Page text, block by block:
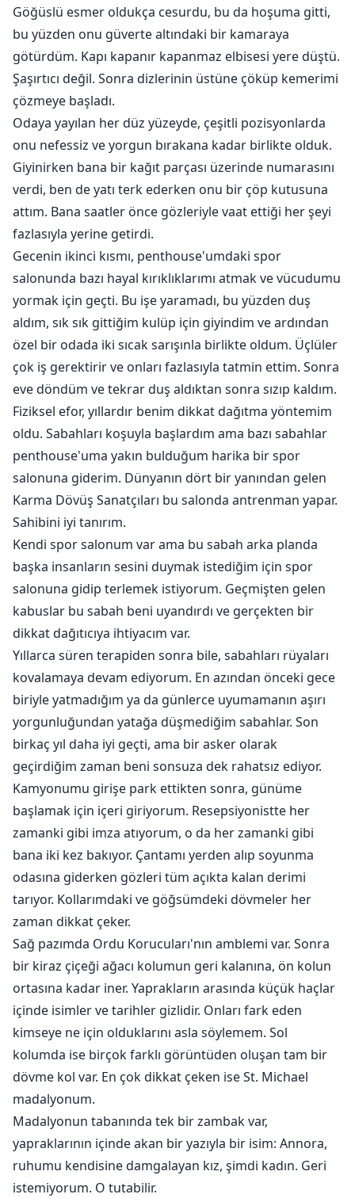
Quinn Greyson iyi yatırımlar yaparak ne olduğunu
anlamadan milyarder oldu. Kadınlar her gece ona
kendilerini atıyor. Her yeni fetihle, ruhunun biraz daha
yok olduğunu hissediyor. Gerçek aşkı özlüyor. Bir
zamanlar sahip olduğu ama uzun zaman önce
kaybettiği bir şey.
Tesadüfi bir karşılaşma onları tekrar aynı yola sokar.
Paylaştıkları geçmişten bir sır ortaya çıktığında
aralarındaki gerilim artar. Öpüştüklerinde, arzu alevleri
patlar ve geçmişten gelen anılar uyanır. Quinn ve
Annora, birbirlerini yeniden tanırken karşılarına çıkan
mayın tarlasından geçmeyi başarabilecekler mi? Yoksa
Quinn'in geçmişinden gelen bir sevgili tarafından
ayrılacaklar mı?
18+ Yetişkinlere Yönelik Cinsel İçerik
Göğüslü esmer oldukça cesurdu, bu da hoşuma gitti,
bu yüzden onu güverte altındaki bir kamaraya
götürdüm. Kapı kapanır kapanmaz elbisesi yere düştü.
Şaşırtıcı değil. Sonra dizlerinin üstüne çöküp kemerimi
çözmeye başladı.
Odaya yayılan her düz yüzeyde, çeşitli pozisyonlarda
onu nefessiz ve yorgun bırakana kadar birlikte olduk.
Giyinirken bana bir kağıt parçası üzerinde numarasını
verdi, ben de yatı terk ederken onu bir çöp kutusuna
attım. Bana saatler önce gözleriyle vaat ettiği her şeyi
fazlasıyla yerine getirdi.
Gecenin ikinci kısmı, penthouse'umdaki spor
salonunda bazı hayal kırıklıklarımı atmak ve vücudumu
yormak için geçti. Bu işe yaramadı, bu yüzden duş
aldım, sık sık gittiğim kulüp için giyindim ve ardından
özel bir odada iki sıcak sarışınla birlikte oldum. Üçlüler
çok iş gerektirir ve onları fazlasıyla tatmin ettim. Sonra
eve döndüm ve tekrar duş aldıktan sonra sızıp kaldım.
Fiziksel efor, yıllardır benim dikkat dağıtma yöntemim
oldu. Sabahları koşuyla başlardım ama bazı sabahlar
penthouse'uma yakın bulduğum harika bir spor
salonuna giderim. Dünyanın dört bir yanından gelen
Karma Dövüş Sanatçıları bu salonda antrenman yapar.
Sahibini iyi tanırım.
Kendi spor salonum var ama bu sabah arka planda
başka insanların sesini duymak istediğim için spor
salonuna gidip terlemek istiyorum. Geçmişten gelen
kabuslar bu sabah beni uyandırdı ve gerçekten bir
dikkat dağıtıcıya ihtiyacım var.
Yıllarca süren terapiden sonra bile, sabahları rüyaları
kovalamaya devam ediyorum. En azından önceki gece
biriyle yatmadığım ya da günlerce uyumamanın aşırı
yorgunluğundan yatağa düşmediğim sabahlar. Son
birkaç yıl daha iyi geçti, ama bir asker olarak
geçirdiğim zaman beni sonsuza dek rahatsız ediyor.
Kamyonumu girişe park ettikten sonra, günüme
başlamak için içeri giriyorum. Resepsiyonistte her
zamanki gibi imza atıyorum, o da her zamanki gibi
bana iki kez bakıyor. Çantamı yerden alıp soyunma
odasına giderken gözleri tüm açıkta kalan derimi
tarıyor. Kollarımdaki ve göğsümdeki dövmeler her
zaman dikkat çeker.
Sağ pazımda Ordu Korucuları'nın amblemi var. Sonra
bir kiraz çiçeği ağacı kolumun geri kalanına, ön kolun
ortasına kadar iner. Yaprakların arasında küçük haçlar
içinde isimler ve tarihler gizlidir. Onları fark eden
kimseye ne için olduklarını asla söylemem. Sol
kolumda ise birçok farklı görüntüden oluşan tam bir
dövme kol var. En çok dikkat çeken ise St. Michael
madalyonum.
Madalyonun tabanında tek bir zambak var,
yapraklarının içinde akan bir yazıyla bir isim: Annora,
ruhumu kendisine damgalayan kız, şimdi kadın. Geri
istemiyorum. O tutabilir.